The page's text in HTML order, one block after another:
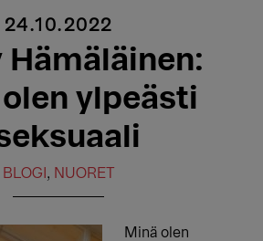
24.10.2022
Hämäläinen:
olen ylpeästi
BLOGI , NUORET
Minä olen